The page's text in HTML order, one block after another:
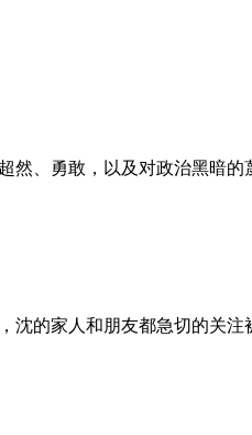
然、勇敢，以及对政治黑暗的
的家人和朋友都急切的关